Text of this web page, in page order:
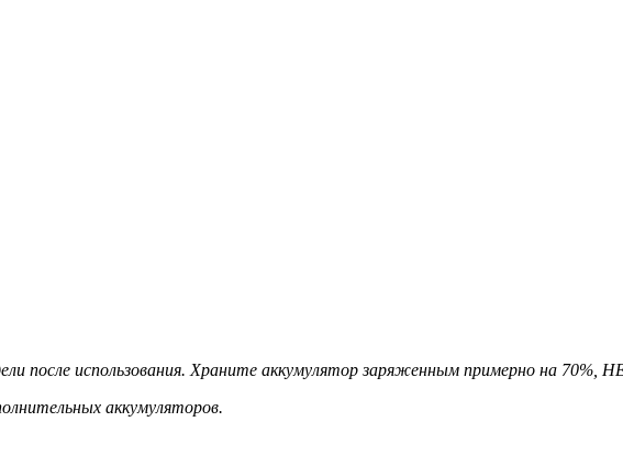
после использования. Храните аккумулятор заряженным примерно на 70%,
аккумуляторов.